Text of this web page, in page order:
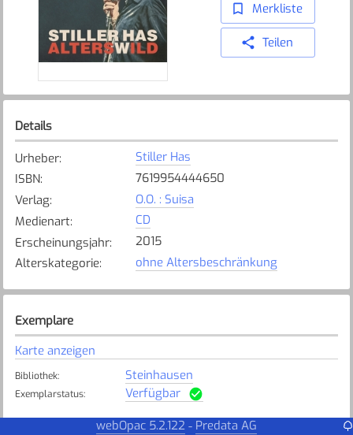
Merkliste
Teilen
Details
Urheber:
Stiller Has
ISBN:
7619954444650
Verlag:
O.O. : Suisa
Medienart:
CD
Erscheinungsjahr:
2015
Alterskategorie: ohne Altersbeschränkung
Exemplare
Karte anzeigen
Bibliothek: Steinhausen
Exemplarstatus: Verfügbar
webOpac 5.2.122 - Predata AG